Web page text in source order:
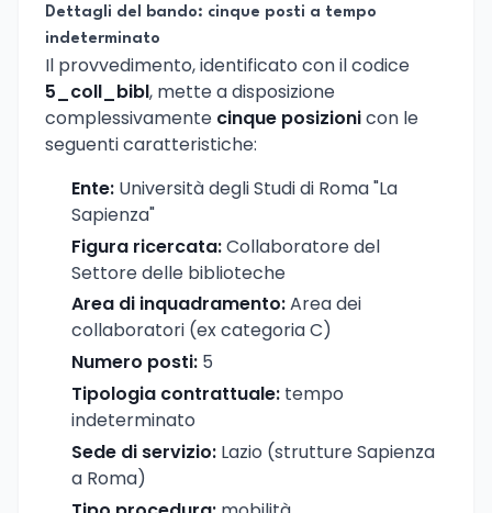
Dettagli del bando: cinque posti a tempo
indeterminato
Il provvedimento, identificato con il codice
5_coll_bibl, mette a disposizione
complessivamente cinque posizionicon le
seguenti caratteristiche:
Ente: Università degli Studi di Roma "La
Sapienza"
Figura ricercata:Collaboratore del
Settore delle biblioteche
Area di inquadramento:Area dei
collaboratori (ex categoria C)
Numero posti: 5
Tipologia contrattuale: tempo
indeterminato
Sede di servizio: Lazio (strutture Sapienza
a Roma)